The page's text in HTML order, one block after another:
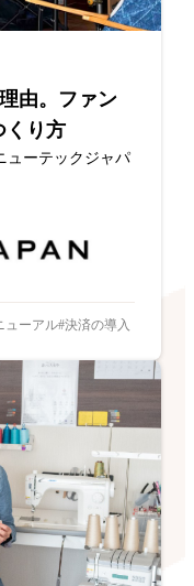
由。ファン
くり方
ューテックジャパ
ューアル 決済の導入